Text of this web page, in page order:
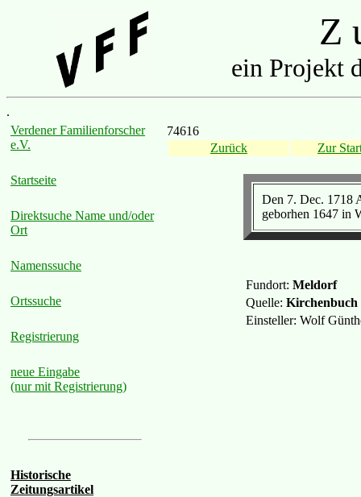
Z
ein Projekt
.
Verdener Familienforscher
e.V.
Startseite
Direktsuche Name und/oder
Ort
Namenssuche
Ortssuche
Registrierung
neue Eingabe
(nur mit Registrierung)
Historische
Zeitungsartikel
74616
Zurück
Zur
Den 7. Dec. 1718
geborhen 1647 in
Fundort: Meldorf
Quelle: Kirchenbuch
Einsteller: Wolf